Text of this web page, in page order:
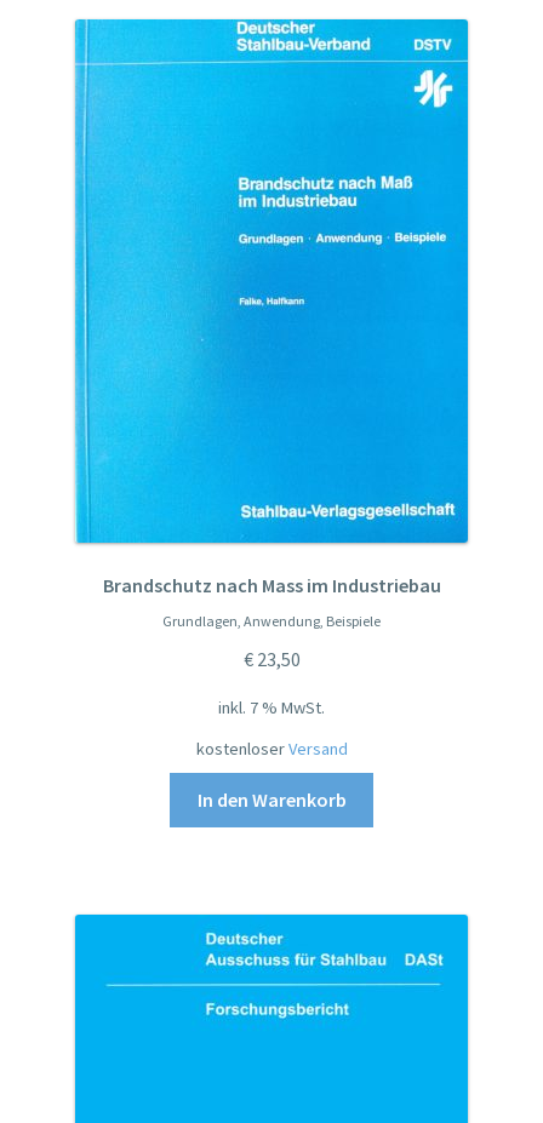
Brandschutz nach Mass im Industriebau
Grundlagen, Anwendung, Beispiele
€23,50
inkl. 7 % MwSt.
kostenloserVersand
In den Warenkorb